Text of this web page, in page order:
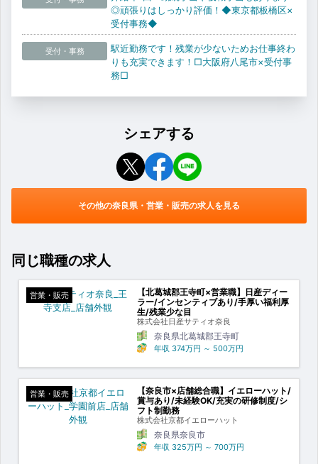
◎頑張りはしっかり評価！◆東京都板橋区×
受付事務◆
受付・事務
駅近勤務です！残業が少ないためお仕事終わ
りも充実できます！□大阪府八尾市×受付事
務□
シェアする
その他の奈良県・営業・販売の求人を見る
同じ職種の求人
営業・販売
【北葛城郡王寺町×営業職】日産ディー
ラー/インセンティブあり/手厚い福利厚
生/残業少な目
株式会社日産サティオ奈良
奈良県北葛城郡王寺町
年収 374万円 ～ 500万円
営業・販売
【奈良市×店舗総合職】イエローハット/
賞与あり/未経験OK/充実の研修制度/シ
フト制勤務
株式会社京都イエローハット
奈良県奈良市
年収 325万円 ～ 700万円